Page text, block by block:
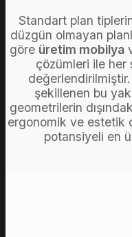
Standart plan
düzgün olmayan
göre üretim mobilya
çözümleri ile
değerlendirilmiştir.
şekillenen bu
geometrilerin
ergonomik ve estetik
potansiyeli en